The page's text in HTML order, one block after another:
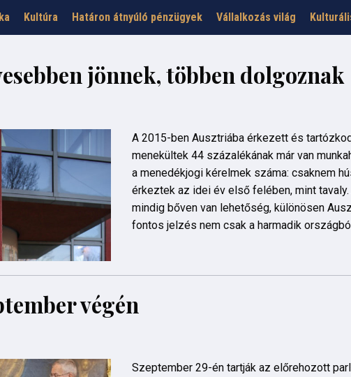
Kultúra Határon átnyúló pénzügyek Vállalkozás világ
jönnek, többen dolgoznak
A 2015-ben Ausztriába érkezett és
menekültek 44 százalékának már van
a menedékjogi kérelmek száma: csaknem
érkeztek az idei év első felében, mint
mindig bőven van lehetőség, különösen
fontos jelzés nem csak a harmadik
végén
Szeptember 29-én tartják az előrehozott